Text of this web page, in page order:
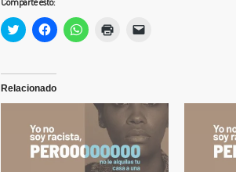
Haz
clic
Twitter
(Se
ventana
nueva)
Haz
clic
Facebook
(Se
ventana
nueva)
Haz
clic
en
ventana
nueva)
ventana
nueva)
electrónico
a
un
amigo
abre
Relacionado